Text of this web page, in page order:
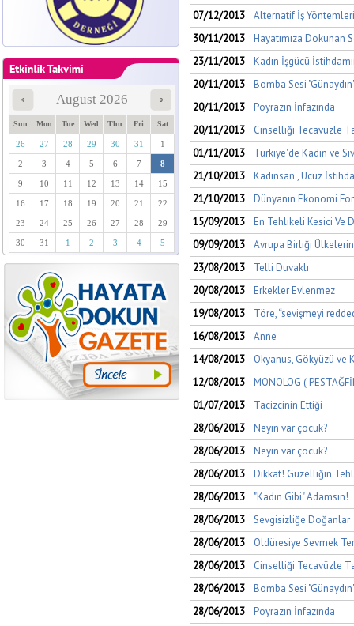
August 2026
Sun Mon Tue Wed Thu Fri Sat
26 27 28 29 30 31 1
2 3 4 5 6 7 8
9 10 11 12 13 14 15
16 17 18 19 20 21 22
23 24 25 26 27 28 29
30 31 1 2 3 4 5
07/12/2013
Alternatif İş Yöntemleri
30/11/2013
Hayatımıza Dokunan
23/11/2013
Kadın İşgücü
20/11/2013
Bomba Sesi
20/11/2013
Poyrazın İnfazında
20/11/2013
Cinselliği Tecavüzle
01/11/2013
Türkiye'de Kadın ve
21/10/2013
Kadınsan , Ucuz
21/10/2013
Dünyanın Ekonomi
15/09/2013
En Tehlikeli Kesici Ve
09/09/2013
Avrupa Birliği
23/08/2013
Telli Duvaklı
20/08/2013
Erkekler Evlenmez
19/08/2013
Töre, “sevişmeyi
16/08/2013
Anne
14/08/2013
Okyanus, Gökyüzü ve
12/08/2013
MONOLOG (
01/07/2013
Tacizcinin Ettiği
28/06/2013
Neyin var çocuk?
28/06/2013
Neyin var çocuk?
28/06/2013
Dikkat! Güzelliğin
28/06/2013
"Kadın Gibi" Adamsın!
28/06/2013
Sevgisizliğe Doğanlar
28/06/2013
Öldüresiye Sevmek
28/06/2013
Cinselliği Tecavüzle
28/06/2013
Bomba Sesi
28/06/2013
Poyrazın İnfazında